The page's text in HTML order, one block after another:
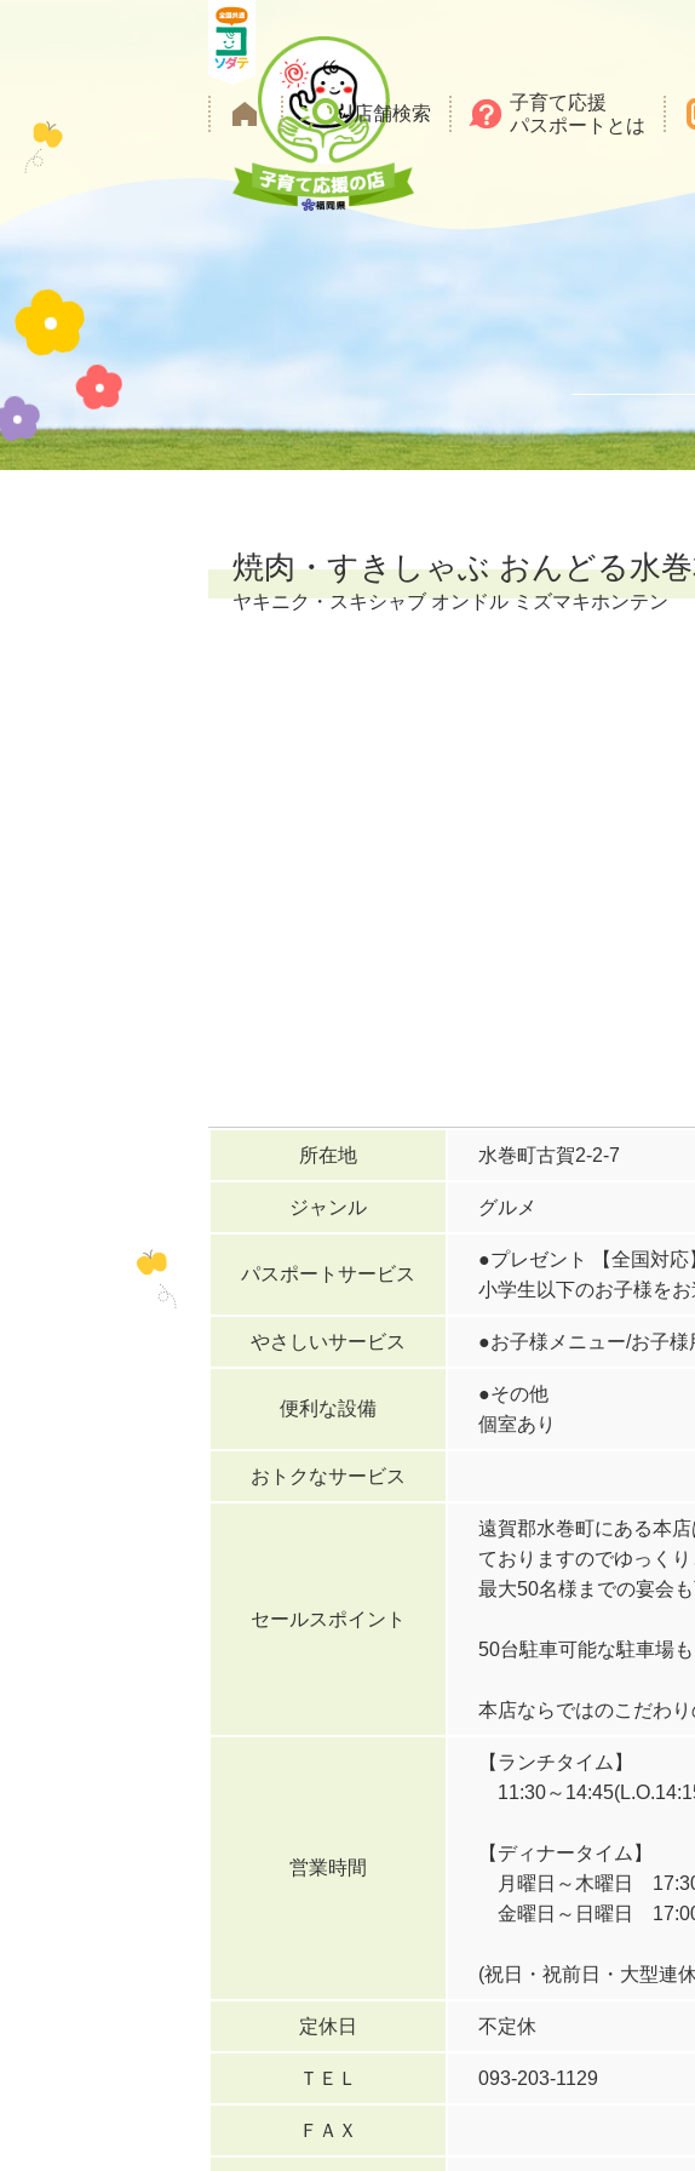
メ
ニ
ュ
ー
を
店舗検索
子育て応援
パスポートとは
焼肉・すきしゃぶ おんどる水
ヤキニク・スキシャブ オンドル ミズマキホンテン
所在地 水巻町古賀2-2-7
ジャンル グルメ
パスポートサービス
●プレゼント 【全国対応
小学生以下のお子様を
やさしいサービス ●お子様メニュー/お子
便利な設備
●その他
個室あり
おトクなサービス
セールスポイント
遠賀郡水巻町にある本
ておりますのでゆっく
最大50名様までの宴会
50台駐車可能な駐車場
本店ならではのこだわ
営業時間
【ランチタイム】
11:30～
【ディナータイム】
月曜日～木曜日
金曜日～日曜日
(祝日・祝前日・大型連
定休日 不定休
ＴＥＬ 093-203-1129
ＦＡＸ